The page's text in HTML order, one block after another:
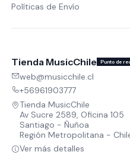
Políticas de Envío
Tienda MusicChile Punto de
web@musicchile.cl
+56961903777
Tienda MusicChile
Av Sucre 2589, Oficina 105
Santiago - Ñuñoa
Región Metropolitana -
Ver más detalles